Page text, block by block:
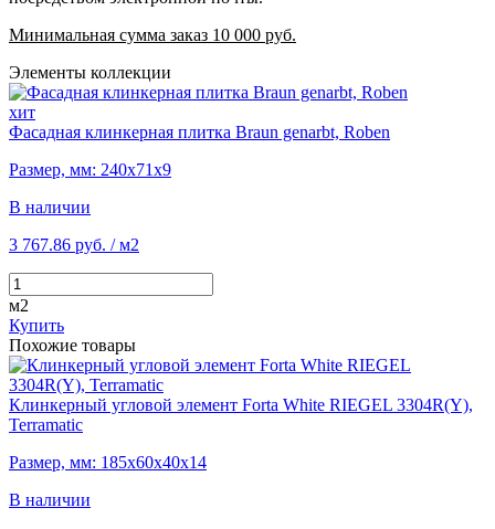
Минимальная сумма заказ 10 000 руб.
Элементы коллекции
хит
Фасадная клинкерная плитка Braun genarbt, Roben
Размер, мм: 240х71х9
В наличии
3 767.86 руб. / м2
м2
Купить
Похожие товары
Клинкерный угловой элемент Forta White RIEGEL 3304R(Y),
Terramatic
Размер, мм: 185х60х40х14
В наличии